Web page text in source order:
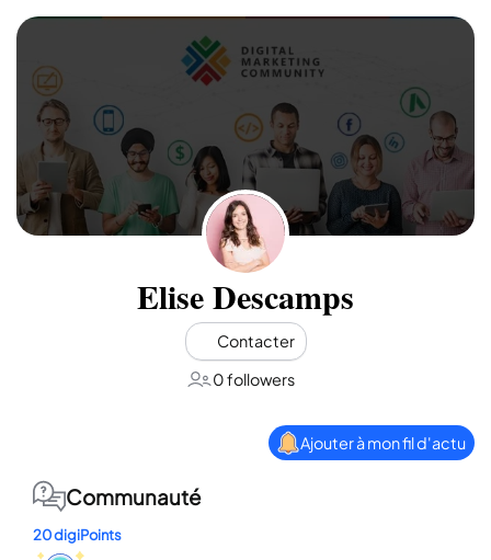
Elise Descamps
Contacter
0 followers
Ajouter à mon fil d'actu
Communauté
20 digiPoints